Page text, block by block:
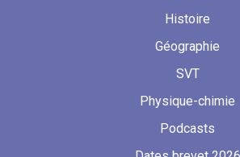
Histoire
Géographie
SVT
Physique-chimie
Podcasts